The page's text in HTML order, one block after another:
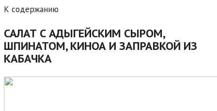
К содержанию
САЛАТ С АДЫГЕЙСКИМ СЫРОМ,
ШПИНАТОМ, КИНОА И ЗАПРАВКОЙ ИЗ
КАБАЧКА